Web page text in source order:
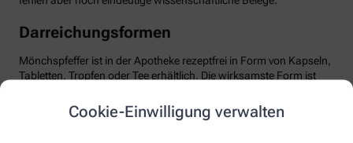
Cookie-Einwilligung verwalten
Darreichungsformen
Mönchspfeffer ist in der Apotheke rezeptfrei in Form von Kapseln,
Tabletten, Tropfen oder Tee erhältlich. Die wirksamste Form ist
mg pro Tag. Wichtig: Man sollte Geduld haben und das Präparat
mindestens über drei Menstruationszyklen einnehmen, bis sich